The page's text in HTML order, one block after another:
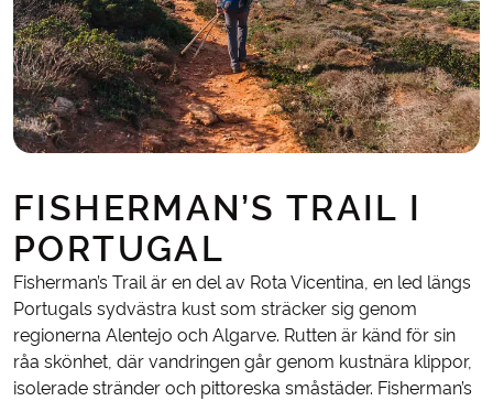
FISHERMAN’S TRAIL I
PORTUGAL
Fisherman’s Trail är en del av Rota Vicentina, en led längs
Portugals sydvästra kust som sträcker sig genom
regionerna Alentejo och Algarve. Rutten är känd för sin
råa skönhet, där vandringen går genom kustnära klippor,
isolerade stränder och pittoreska småstäder. Fisherman’s